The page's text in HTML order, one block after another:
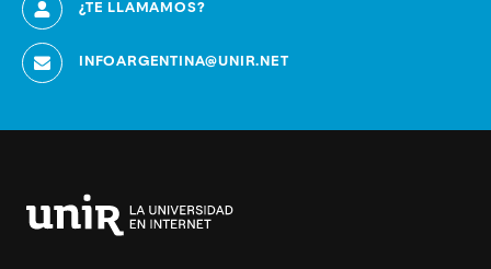
¿TE LLAMAMOS?
INFOARGENTINA@UNIR.NET